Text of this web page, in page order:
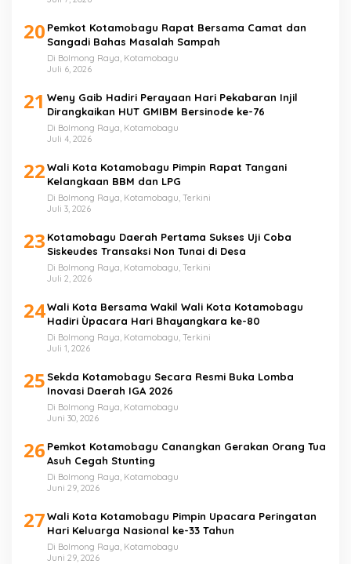
20 Pemkot Kotamobagu Rapat Bersama Camat dan
Sangadi Bahas Masalah Sampah
Di Bolmong Raya, Kotamobagu
Juli 6, 2026
21 Weny Gaib Hadiri Perayaan Hari Pekabaran Injil
Dirangkaikan HUT GMIBM Bersinode ke-76
Di Bolmong Raya, Kotamobagu
Juli 4, 2026
22Wali Kota Kotamobagu Pimpin Rapat Tangani
Kelangkaan BBM dan LPG
Di Bolmong Raya, Kotamobagu, Terkini
Juli 3, 2026
23 Kotamobagu Daerah Pertama Sukses Uji Coba
Siskeudes Transaksi Non Tunai di Desa
Di Bolmong Raya, Kotamobagu, Terkini
Juli 2, 2026
24Wali Kota Bersama Wakil Wali Kota Kotamobagu
Hadiri Ùpacara Hari Bhayangkara ke-80
Di Bolmong Raya, Kotamobagu, Terkini
Juli 1, 2026
25 Sekda Kotamobagu Secara Resmi Buka Lomba
Inovasi Daerah IGA 2026
Di Bolmong Raya, Kotamobagu
Juni 30, 2026
26 Pemkot Kotamobagu Canangkan Gerakan Orang Tua
Asuh Cegah Stunting
Di Bolmong Raya, Kotamobagu
Juni 29, 2026
27Wali Kota Kotamobagu Pimpin Upacara Peringatan
Hari Keluarga Nasional ke-33 Tahun
Di Bolmong Raya, Kotamobagu
Juni 29, 2026